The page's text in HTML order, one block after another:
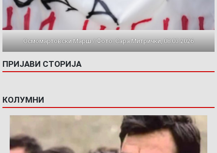
Осмомартовски Марш / Фото: Сара Митрички, 08.03.2026
ПРИЈАВИ СТОРИЈА
КОЛУМНИ